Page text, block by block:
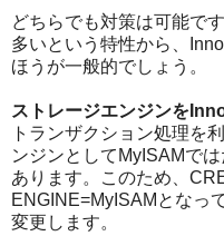
どちらでも対策は可能で
多いという特性から、
ほうが一般的でしょう。
ストレージエンジンを
トランザクション処理を
ンジンとしてMyISAMで
あります。このため、
ENGINE=MyISAMとなっ
変更します。